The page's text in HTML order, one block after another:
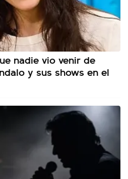
nadie vio venir de
y sus shows en el